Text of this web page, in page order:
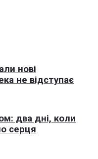
нові
не відступає
два дні, коли
серця